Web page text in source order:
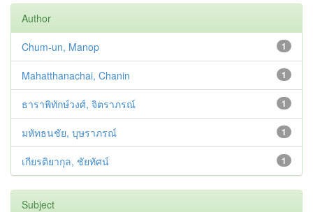
Author
1
Chum-un, Manop
1
Mahatthanachai, Chanin
1
ธาราพิทักษ์วงศ์, จิตราภรณ์
1
มหัทธนชัย, บุษราภรณ์
1
เกียรติยากุล, ชัยทัศน์
Subject